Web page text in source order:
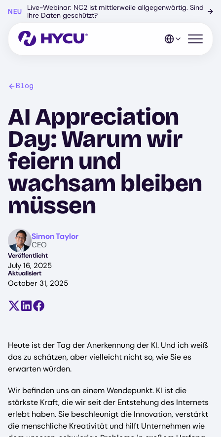
Hauptinhalt
NEU
Live-Webinar: NC2 ist mittlerweile allgegenwärtig. Sind
Ihre Daten geschützt?
→
Mobiles
Blog
AI Appreciation
Day: Warum wir
feiern und
wachsam bleiben
müssen
ImageSimon Taylor
CEO
Veröffentlicht
July 16, 2025
Aktualisiert
October 31, 2025
Teilen auf X (früher Twitter)
Auf LinkedIn teilen
Auf Facebook teilen
Heute ist der Tag der Anerkennung der KI. Und ich weiß
das zu schätzen, aber vielleicht nicht so, wie Sie es
erwarten würden.
Wir befinden uns an einem Wendepunkt. KI ist die
stärkste Kraft, die wir seit der Entstehung des Internets
erlebt haben. Sie beschleunigt die Innovation, verstärkt
die menschliche Kreativität und hilft Unternehmen wie